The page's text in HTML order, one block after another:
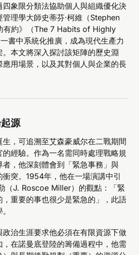
四象限分類法協助個人與組織優化決
理學大師史蒂芬·柯維（Stephen
有約》（The 7 Habits of Highly
書中系統化推廣，成為現代生產力
本文將深入探討該矩陣的歷史淵
用場景，以及其對個人與企業的長
源
，可追溯至艾森豪威尔在二戰期間
經驗。作為一名需同時處理戰略規
，他深刻體會到「緊急事務」與
衝突。1954年，他在一場演講中引
（J. Roscoe Miller）的觀點：「緊
重要的事也很少是緊急的」，此語
治生涯要求他必須在有限資源下做
在諾曼底登陸的籌備過程中，他需